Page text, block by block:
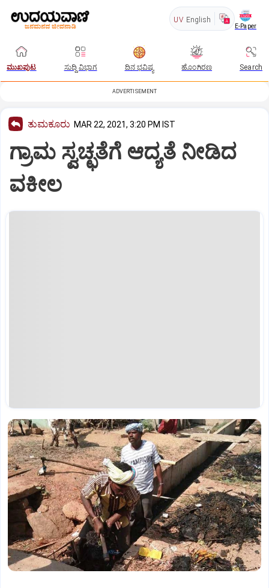
UV English
E-Paper
ಮುಖಪುಟ ಸುದ್ದಿ ವಿಭಾಗ ದಿನ ಭವಿಷ್ಯ ಹೊಂಗಿರಣ Search
ADVERTISEMENT
ತುಮಕೂರು MAR 22, 2021, 3:20 PM IST
ಗ್ರಾಮ ಸ್ವಚ್ಛತೆಗೆ ಆದ್ಯತೆ ನೀಡಿದ
ವಕೀಲ